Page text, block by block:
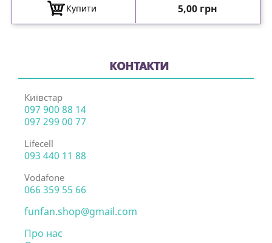
Купити Ціна
5,00 грн
КОНТАКТИ
Київстар
097 900 88 14
097 299 00 77
Lifecell
093 440 11 88
Vodafone
066 359 55 66
funfan.shop@gmail.com
Про нас